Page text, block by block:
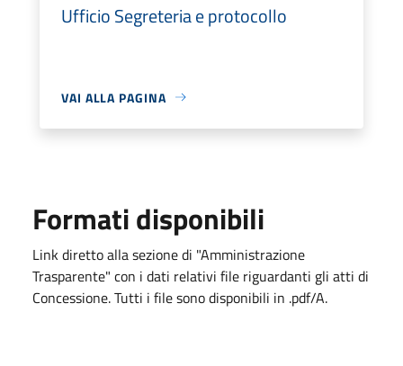
Ufficio Segreteria e protocollo
VAI ALLA PAGINA
Formati disponibili
Link diretto alla sezione di "Amministrazione
Trasparente" con i dati relativi file riguardanti gli atti di
Concessione. Tutti i file sono disponibili in .pdf/A.